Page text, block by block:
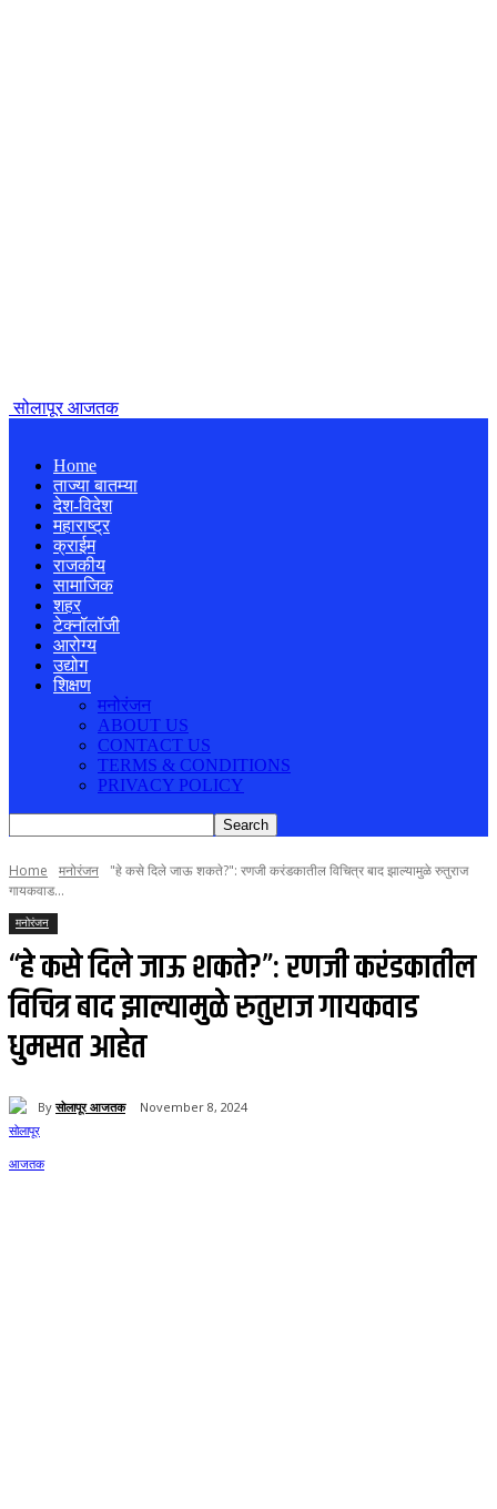
सोलापूर आजतक
Home
ताज्या बातम्या
देश-विदेश
महाराष्ट्र
क्राईम
राजकीय
सामाजिक
शहर
टेक्नॉलॉजी
आरोग्य
उद्योग
शिक्षण
मनोरंजन
ABOUT US
CONTACT US
TERMS & CONDITIONS
PRIVACY POLICY
Home मनोरंजन
"हे कसे दिले जाऊ शकते?": रणजी करंडकातील विचित्र बाद झाल्यामुळे रुतुराज
गायकवाड...
मनोरंजन
“हे कसे दिले जाऊ शकते?”: रणजी करंडकातील
विचित्र बाद झाल्यामुळे रुतुराज गायकवाड
धुमसत आहेत
By सोलापूर आजतक November 8, 2024